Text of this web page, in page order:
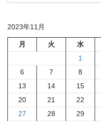
2023年11月
月 火 水
1
6
7 8
13
14 15
20
21 22
27
28 29